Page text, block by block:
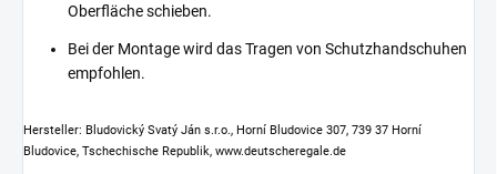
Oberfläche schieben.
Bei der Montage wird das Tragen von Schutzhandschuhen
empfohlen.
Hersteller: Bludovický Svatý Ján s.r.o., Horní Bludovice 307, 739 37 Horní
Bludovice, Tschechische Republik, www.deutscheregale.de